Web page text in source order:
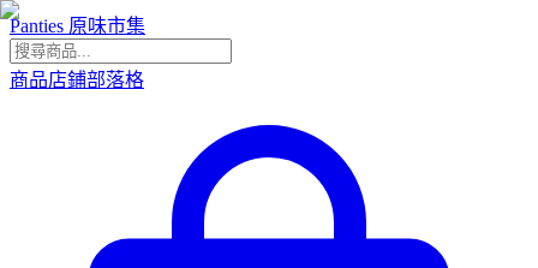
Panties 原味市集
商品店鋪部落格